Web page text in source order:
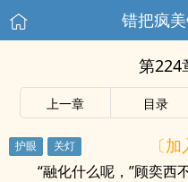
错把疯
第224
上一章 目录
〔
“融化什么呢，”顾奕西